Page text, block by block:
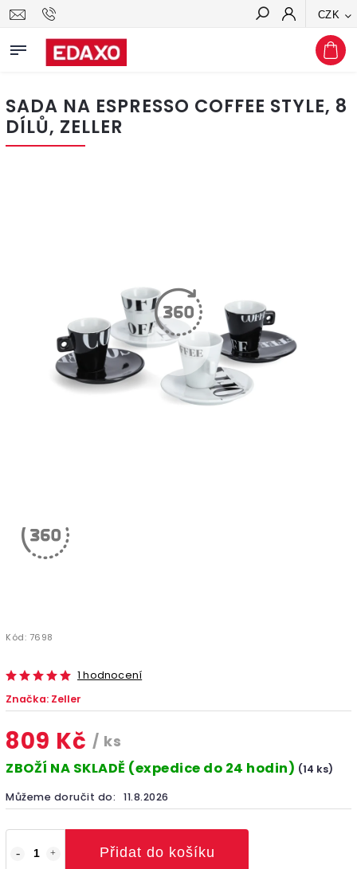
CZK
Hledat
SADA NA ESPRESSO COFFEE STYLE, 8
DÍLŮ, ZELLER
Kód: 7698
1 hodnocení
Značka: Zeller
809 Kč / ks
ZBOŽÍ NA SKLADĚ (expedice do 24 hodin) (14 ks)
Můžeme doručit do: 11.8.2026
Přidat do košíku